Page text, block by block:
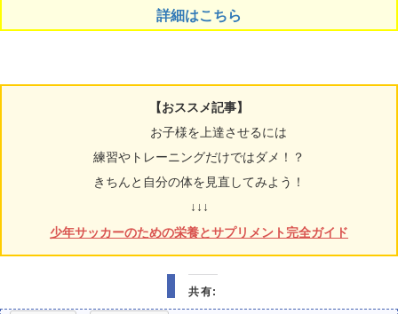
詳細はこちら
【おススメ記事】
お子様を上達させるには
練習やトレーニングだけではダメ！？
きちんと自分の体を見直してみよう！
↓↓↓
少年サッカーのための栄養とサプリメント完全ガイド
共有: